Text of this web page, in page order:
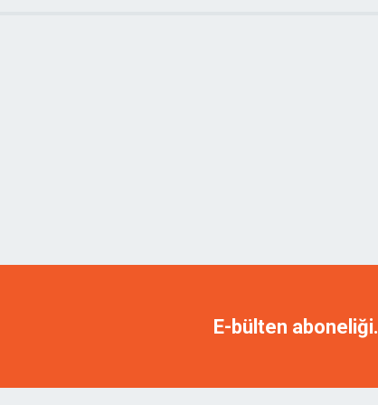
E-bülten aboneliği.